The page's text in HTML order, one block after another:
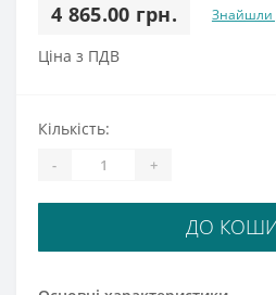
4 865.00 грн. Знайшли
Ціна з ПДВ
Кількість:
- +
ДО